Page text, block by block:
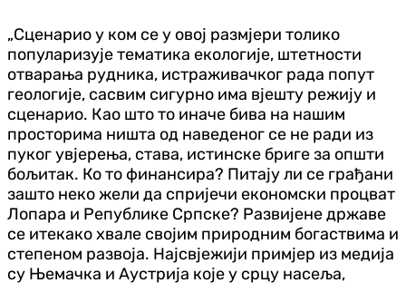
„Сценарио у ком се у овој размјери толико
популаризује тематика екологије, штетности
отварања рудника, истраживачког рада попут
геологије, сасвим сигурно има вјешту режију и
сценарио. Као што то иначе бива на нашим
просторима ништа од наведеног се не ради из
пуког увјерења, става, истинске бриге за општи
бољитак. Ко то финансира? Питају ли се грађани
зашто неко жели да спријечи економски процват
Лопара и Републике Српске? Развијене државе
се итекако хвале својим природним богаствима и
степеном развоја. Најсвјежији примјер из медија
су Њемачка и Аустрија које у срцу насеља,